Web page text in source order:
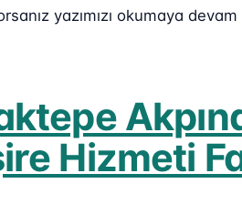
yazımızı okumaya
Hizmeti